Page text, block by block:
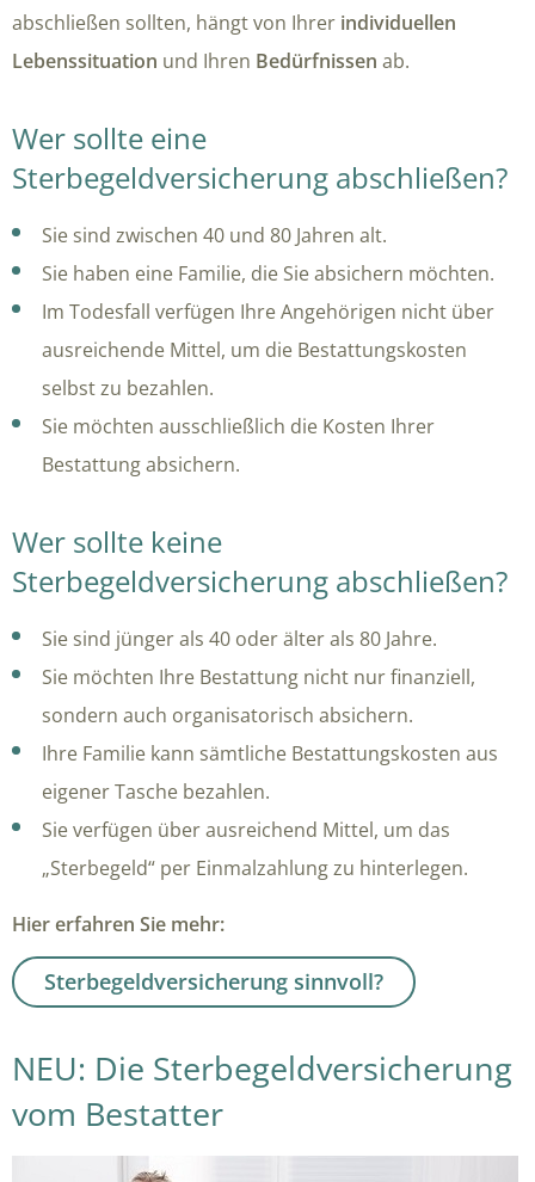
abschließen sollten, hängt von Ihrer individuellen
Lebenssituation und Ihren Bedürfnissen ab.
Wer sollte eine
Sterbegeldversicherung abschließen?
Sie sind zwischen 40 und 80 Jahren alt.
Sie haben eine Familie, die Sie absichern möchten.
Im Todesfall verfügen Ihre Angehörigen nicht über
ausreichende Mittel, um die Bestattungskosten
selbst zu bezahlen.
Sie möchten ausschließlich die Kosten Ihrer
Bestattung absichern.
Wer sollte keine
Sterbegeldversicherung abschließen?
Sie sind jünger als 40 oder älter als 80 Jahre.
Sie möchten Ihre Bestattung nicht nur finanziell,
sondern auch organisatorisch absichern.
Ihre Familie kann sämtliche Bestattungskosten aus
eigener Tasche bezahlen.
Sie verfügen über ausreichend Mittel, um das
„Sterbegeld“ per Einmalzahlung zu hinterlegen.
Hier erfahren Sie mehr:
Sterbegeldversicherung sinnvoll?
NEU: Die Sterbegeldversicherung
vom Bestatter